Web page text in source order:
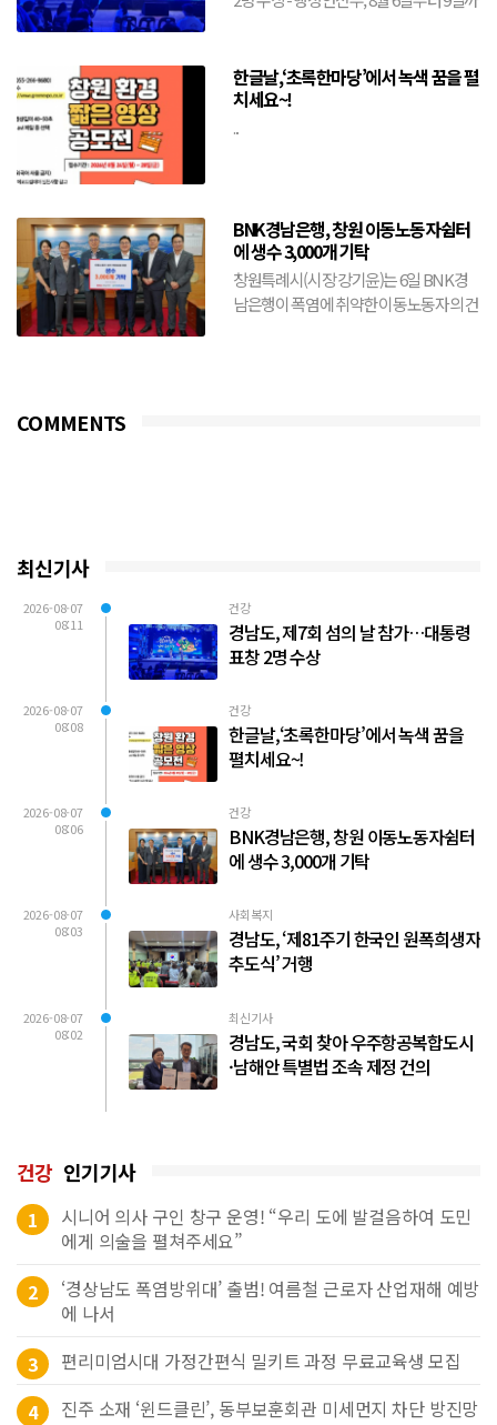
한글날,‘초록한마당’에서 녹색 꿈을 펼
치세요~!
...
BNK경남은행, 창원 이동노동자쉼터
에 생수 3,000개 기탁
창원특례시(시장 강기윤)는 6일 BNK경
남은행이 폭염에 취약한 이동노동자의 건
COMMENTS
최신기사
2026-08-07
08:11
건강
경남도, 제7회 섬의 날 참가…대통령
표창 2명 수상
2026-08-07
08:08
건강
한글날,‘초록한마당’에서 녹색 꿈을
펼치세요~!
2026-08-07
08:06
건강
BNK경남은행, 창원 이동노동자쉼터
에 생수 3,000개 기탁
2026-08-07
08:03
사회복지
경남도, ‘제81주기 한국인 원폭희생자
추도식’ 거행
2026-08-07
08:02
최신기사
경남도, 국회 찾아 우주항공복합도시
·남해안 특별법 조속 제정 건의
건강 인기기사
1
시니어 의사 구인 창구 운영! “우리 도에 발걸음하여 도민
에게 의술을 펼쳐주세요”
2
‘경상남도 폭염방위대’ 출범! 여름철 근로자 산업재해 예방
에 나서
3
편리미엄시대 가정간편식 밀키트 과정 무료교육생 모집
4
진주 소재 ‘윈드클린’, 동부보훈회관 미세먼지 차단 방진망